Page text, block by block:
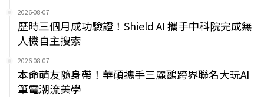
2026-08-07
歷時三個月成功驗證！Shield AI 攜手中科院完成無
人機自主搜索
2026-08-07
本命萌友隨身帶！華碩攜手三麗鷗跨界聯名大玩AI
筆電潮流美學